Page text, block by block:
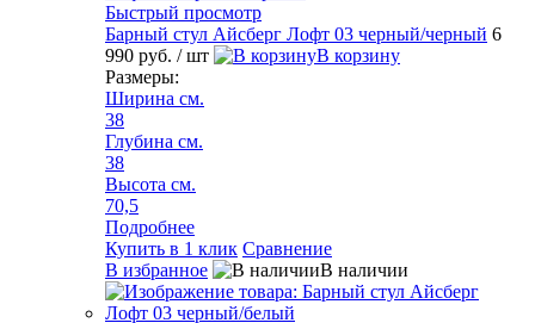
Быстрый просмотр
Барный стул Айсберг Лофт 03 черный/черный 6
990 руб. / шт
В корзину
Размеры:
Ширина см.
38
Глубина см.
38
Высота см.
70,5
Подробнее
Купить в 1 клик Сравнение
В избранное
В наличии